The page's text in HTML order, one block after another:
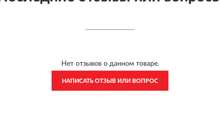
Нет отзывов о данном товаре.
НАПИСАТЬ ОТЗЫВ ИЛИ ВОПРОС